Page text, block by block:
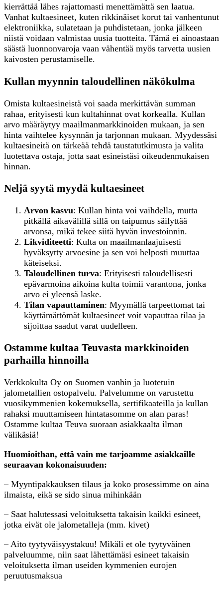
kierrättää lähes rajattomasti menettämättä sen laatua.
Vanhat kultaesineet, kuten rikkinäiset korut tai vanhentunut
elektroniikka, sulatetaan ja puhdistetaan, jonka jälkeen
niistä voidaan valmistaa uusia tuotteita. Tämä ei ainoastaan
säästä luonnonvaroja vaan vähentää myös tarvetta uusien
kaivosten perustamiselle.
Kullan myynnin taloudellinen näkökulma
Omista kultaesineistä voi saada merkittävän summan
rahaa, erityisesti kun kultahinnat ovat korkealla. Kullan
arvo määräytyy maailmanmarkkinoiden mukaan, ja sen
hinta vaihtelee kysynnän ja tarjonnan mukaan. Myydessäsi
kultaesineitä on tärkeää tehdä taustatutkimusta ja valita
luotettava ostaja, jotta saat esineistäsi oikeudenmukaisen
hinnan.
Neljä syytä myydä kultaesineet
Arvon kasvu: Kullan hinta voi vaihdella, mutta
pitkällä aikavälillä sillä on taipumus säilyttää
arvonsa, mikä tekee siitä hyvän investoinnin.
Likviditeetti: Kulta on maailmanlaajuisesti
hyväksytty arvoesine ja sen voi helposti muuttaa
käteiseksi.
Taloudellinen turva: Erityisesti taloudellisesti
epävarmoina aikoina kulta toimii varantona, jonka
arvo ei yleensä laske.
Tilan vapauttaminen: Myymällä tarpeettomat tai
käyttämättömät kultaesineet voit vapauttaa tilaa ja
sijoittaa saadut varat uudelleen.
Ostamme kultaa Teuvasta markkinoiden
parhailla hinnoilla
Verkkokulta Oy on Suomen vanhin ja luotetuin
jalometallien ostopalvelu. Palvelumme on varustettu
vuosikymmenien kokemuksella, sertifikaateilla ja kullan
rahaksi muuttamiseen hintatasomme on alan paras!
Ostamme kultaa Teuva suoraan asiakkaalta ilman
välikäsiä!
Huomioithan, että vain me tarjoamme asiakkaille
seuraavan kokonaisuuden:
– Myyntipakkauksen tilaus ja koko prosessimme on aina
ilmaista, eikä se sido sinua mihinkään
– Saat halutessasi veloituksetta takaisin kaikki esineet,
jotka eivät ole jalometalleja (mm. kivet)
– Aito tyytyväisyystakuu! Mikäli et ole tyytyväinen
palveluumme, niin saat lähettämäsi esineet takaisin
veloituksetta ilman useiden kymmenien eurojen
peruutusmaksua